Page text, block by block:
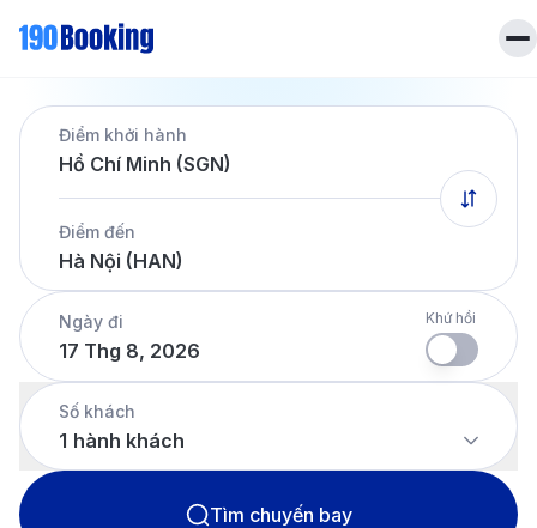
Trang chủ
Vé máy bay
Dịch vụ
Khách sạn
Tin tứcLiên hệ
Hotline
028 7303 6167
Tiếng Việt
Điểm khởi hành
Hồ Chí Minh (SGN)
Điểm đến
Hà Nội (HAN)
Ngày đi
17 Thg 8, 2026
Khứ hồi
Số khách
1 hành khách
Tìm chuyến bay